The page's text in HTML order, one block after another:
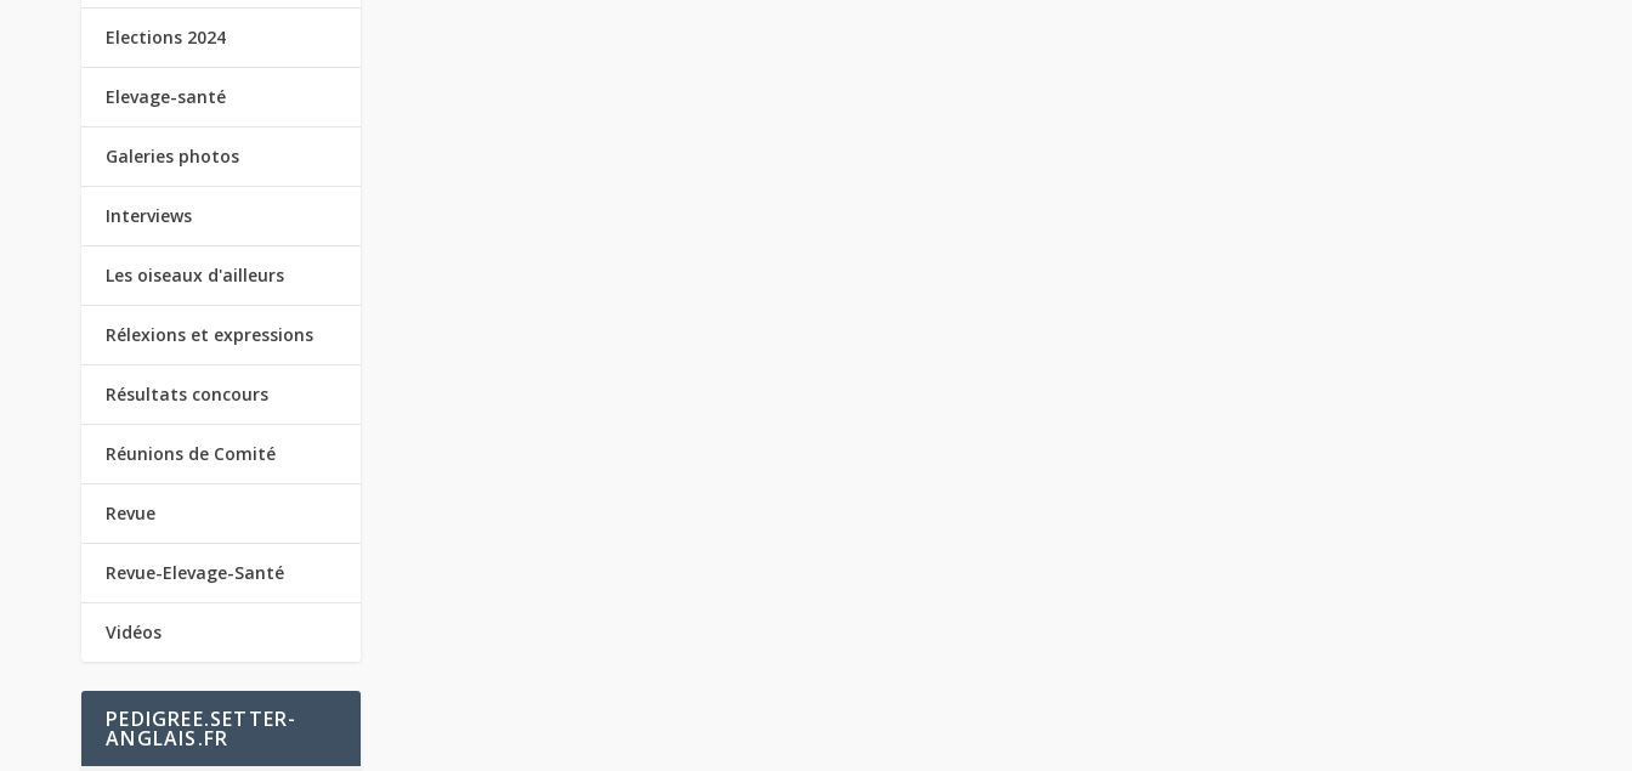
Elections 2024
Elevage-santé
Galeries photos
Interviews
Les oiseaux d'ailleurs
Rélexions et expressions
Résultats concours
Réunions de Comité
Revue
Revue-Elevage-Santé
Vidéos
PEDIGREE.SETTER-
ANGLAIS.FR